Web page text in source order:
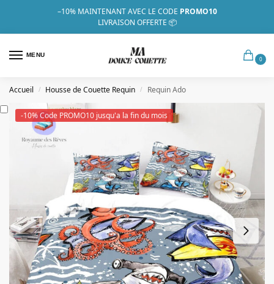
–10% MAINTENANT AVEC LE CODE PROMO10
LIVRAISON OFFERTE 📦
MENU
0
Accueil / Housse de Couette Requin / Requin Ado
-10% Code PROMO10 jusqu'a la fin du mois